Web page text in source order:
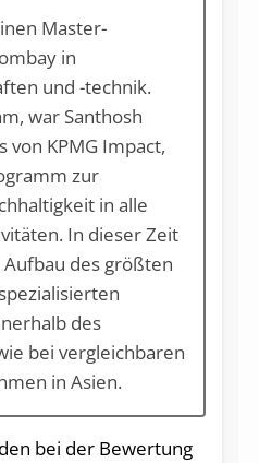
Master-
in
und -technik.
war Santhosh
von KPMG Impact,
zur
in alle
In dieser Zeit
des größten
des
bei vergleichbaren
in Asien.
bei der Bewertung